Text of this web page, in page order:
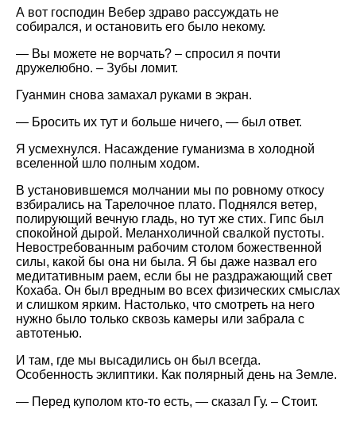
А вот господин Вебер здраво рассуждать не
собирался, и остановить его было некому.
— Вы можете не ворчать? – спросил я почти
дружелюбно. – Зубы ломит.
Гуанмин снова замахал руками в экран.
— Бросить их тут и больше ничего, — был ответ.
Я усмехнулся. Насаждение гуманизма в холодной
вселенной шло полным ходом.
В установившемся молчании мы по ровному откосу
взбирались на Тарелочное плато. Поднялся ветер,
полирующий вечную гладь, но тут же стих. Гипс был
спокойной дырой. Меланхоличной свалкой пустоты.
Невостребованным рабочим столом божественной
силы, какой бы она ни была. Я бы даже назвал его
медитативным раем, если бы не раздражающий свет
Кохаба. Он был вредным во всех физических смыслах
и слишком ярким. Настолько, что смотреть на него
нужно было только сквозь камеры или забрала с
автотенью.
И там, где мы высадились он был всегда.
Особенность эклиптики. Как полярный день на Земле.
— Перед куполом кто-то есть, — сказал Гу. – Стоит.